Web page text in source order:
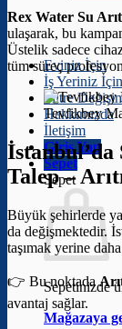
Eviniz İçin
İş Yeriniz İçin
Filtre
Hakkımızda
İletişim
Giriş Yap
Sepet
Sepet
Sepetinizde
Mağazaya
Rex Water Su
ulaşarak, bu
Üstelik sadece
tüm süreç
Tevfikbey
İstanbul’da
Talep –
Büyük şehirlerde
da değişmektedir.
taşımak yerine
👉 Bu noktada
avantaj sağlar.